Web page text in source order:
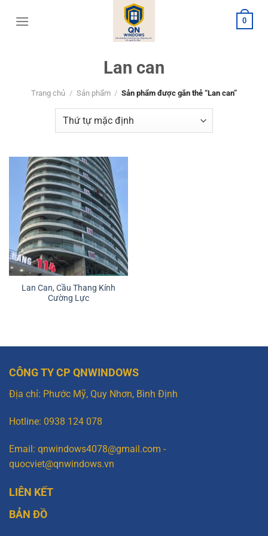
0
Lan can
Trang chủ / Sản phẩm / Sản phẩm được gắn thẻ “Lan can”
Lan Can, Cầu Thang Kính
Cường Lực
CÔNG TY CP QNWINDOWS
Địa chỉ: Phước Mỹ, Quy Nhơn, Bình Định
Hotline: 0938 124 078
Email: qnwindows4078@gmail.com -
quocviet@qnwindows.vn
LIÊN KẾT
BẢN ĐỒ